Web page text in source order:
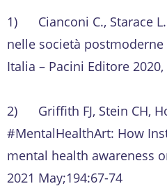
1) Cianconi C., Starace
nelle società
Italia – Pacini Editore
2) Griffith FJ, Stein CH,
#MentalHealthArt: How
mental health awareness
2021 May;194:67-74